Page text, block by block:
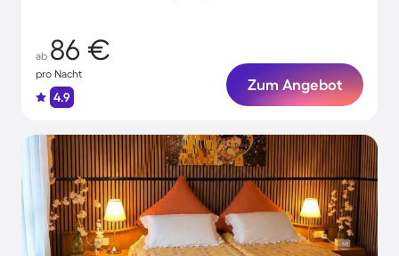
ab 86 €
pro Nacht
4.9
Zum Angebot